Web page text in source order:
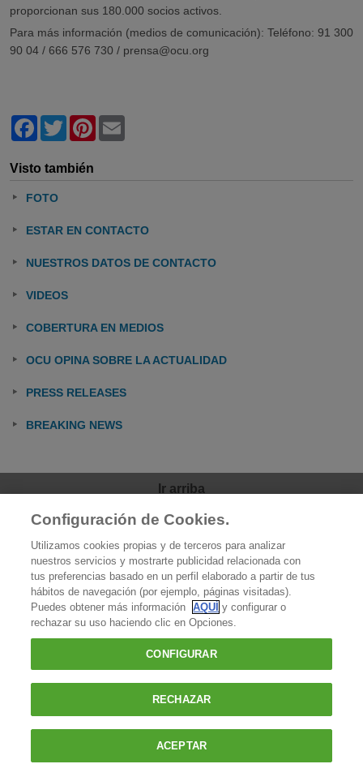
proporcionan sus 180.000 socios activos.
Para más información (medios de comunicación): Teléfono: 91 300
90 04 / 666 576 730 / prensa@ocu.org
Facebook
TwitterPinterest
Visto también
FOTO
ESTAR EN CONTACTO
NUESTROS DATOS DE CONTACTO
VIDEOS
COBERTURA EN MEDIOS
OCU OPINA SOBRE LA ACTUALIDAD
PRESS RELEASES
BREAKING NEWS
Ir arriba
OCU
Quiénes somos
Qué hacemos
Contacto
Favoritos
Reportar una incidencia
Configuración de Cookies.
Utilizamos cookies propias y de terceros para analizar
nuestros servicios y mostrarte publicidad relacionada con
tus preferencias basado en un perfil elaborado a partir de tus
hábitos de navegación (por ejemplo, páginas visitadas).
Puedes obtener más información
AQUÍ y configurar o
rechazar su uso haciendo clic en Opciones.
CONFIGURAR
RECHAZAR
ACEPTAR